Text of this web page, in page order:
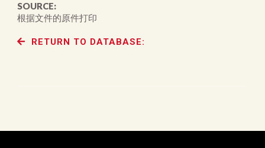
SOURCE:
根据文件的原件打印
RETURN TO DATABASE: